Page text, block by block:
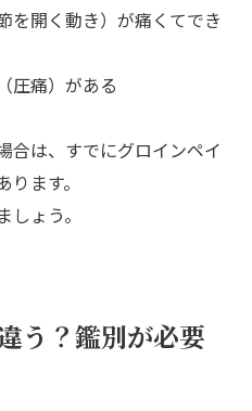
を開く動き）が痛くてでき
圧痛）がある
合は、すでにグロインペイ
ます。
ょう。
う？鑑別が必要